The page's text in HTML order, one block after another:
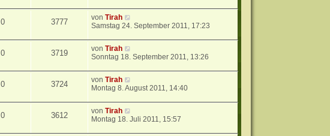
0 3777 vonTirah
Samstag 24. September 2011, 17:23
0 3719 vonTirah
Sonntag 18. September 2011, 13:26
0 3724 vonTirah
Montag 8. August 2011, 14:40
0 3612 vonTirah
Montag 18. Juli 2011, 15:57